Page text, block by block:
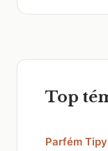
Top
Parfém Tipy